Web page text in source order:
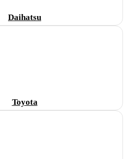
Daihatsu
Toyota